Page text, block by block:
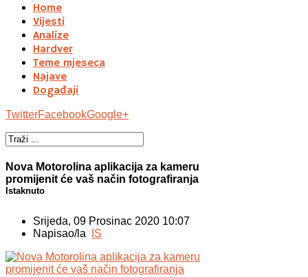
Home
Vijesti
Analize
Hardver
Teme mjeseca
Najave
Događaji
TwitterFacebookGoogle+
Nova Motorolina aplikacija za kameru
promijenit će vaš način fotografiranja
Istaknuto
Srijeda, 09 Prosinac 2020 10:07
Napisao/la
IS